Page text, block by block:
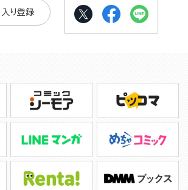
り登録